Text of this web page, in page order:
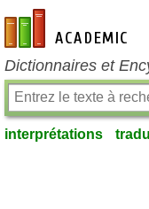
fr-academic.com
Dictionnaires et
interprétations